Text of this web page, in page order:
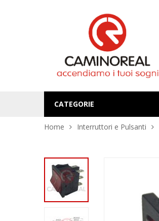
CATEGORIE
Home Interruttori e Pulsanti